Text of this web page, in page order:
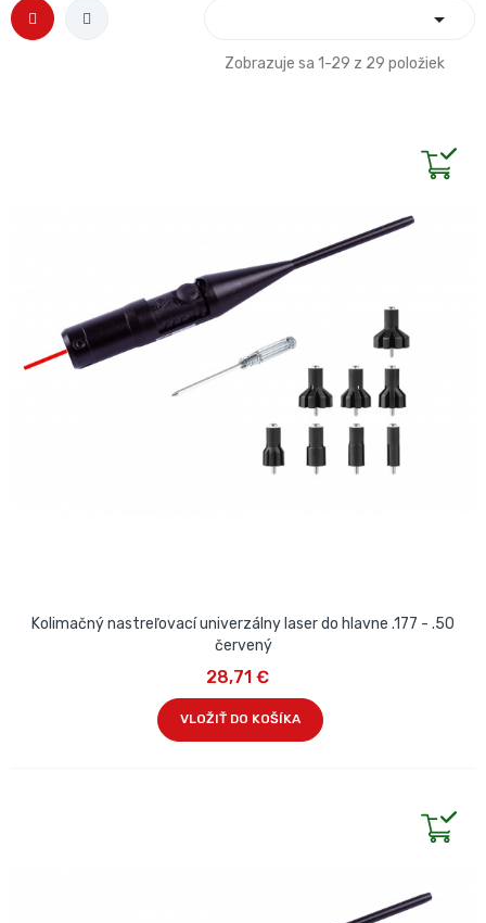

Zobrazuje sa 1-29 z 29 položiek
Kolimačný nastreľovací univerzálny laser do hlavne .177 - .50
červený
28,71 €
VLOŽIŤ DO KOŠÍKA